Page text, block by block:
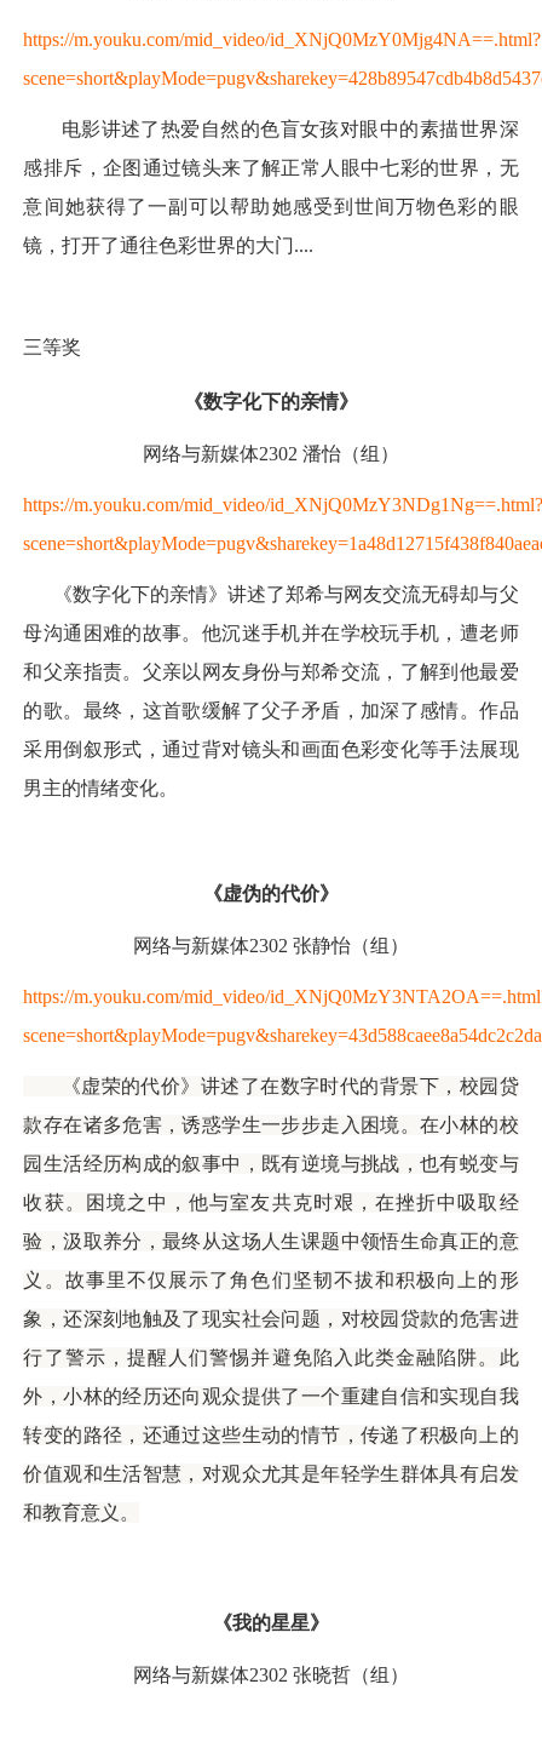
https://m.youku.com/mid_video/id_XNjQ0MzY0Mjg4NA==.html?
电影讲述了热爱自然的色盲女孩对眼中的素描世界深
感排斥，企图通过镜头来了解正常人眼中七彩的世界，无
意间她获得了一副可以帮助她感受到世间万物色彩的眼
镜，打开了通往色彩世界的大门....
三等奖
《数字化下的亲情》
网络与新媒体2302 潘怡（组）
https://m.youku.com/mid_video/
《数字化下的亲情》讲述了郑希与网友交流无碍却与父
母沟通困难的故事。他沉迷手机并在学校玩手机，遭老师
和父亲指责。父亲以网友身份与郑希交流，了解到他最爱
的歌。最终，这首歌缓解了父子矛盾，加深了感情。作品
采用倒叙形式，通过背对镜头和画面色彩变化等手法展现
男主的情绪变化。
《虚伪的代价》
网络与新媒体2302 张静怡（组）
https://m.youku.com/mid_video/
《虚荣的代价》讲述了在数字时代的背景下，校园贷
款存在诸多危害，诱惑学生一步步走入困境。在小林的校
园生活经历构成的叙事中，既有逆境与挑战，也有蜕变与
收获。困境之中，他与室友共克时艰，在挫折中吸取经
验，汲取养分，最终从这场人生课题中领悟生命真正的意
义。故事里不仅展示了角色们坚韧不拔和积极向上的形
象，还深刻地触及了现实社会问题，对校园贷款的危害进
行了警示，提醒人们警惕并避免陷入此类金融陷阱。此
外，小林的经历还向观众提供了一个重建自信和实现自我
转变的路径，还通过这些生动的情节，传递了积极向上的
价值观和生活智慧，对观众尤其是年轻学生群体具有启发
和教育意义。
《我的星星》
网络与新媒体2302 张晓哲（组）